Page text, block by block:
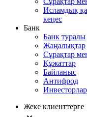
Исламдық
кеңес
Банк
Банк туралы
Жаңалықтар
Сұрақтар
Құжаттар
Байланыс
Антифрод
Жеке клиенттерге